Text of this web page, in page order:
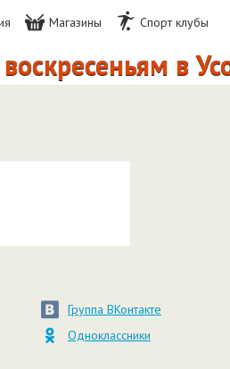
Магазины Спорт клубы
в
Группа ВКонтакте
Одноклассники